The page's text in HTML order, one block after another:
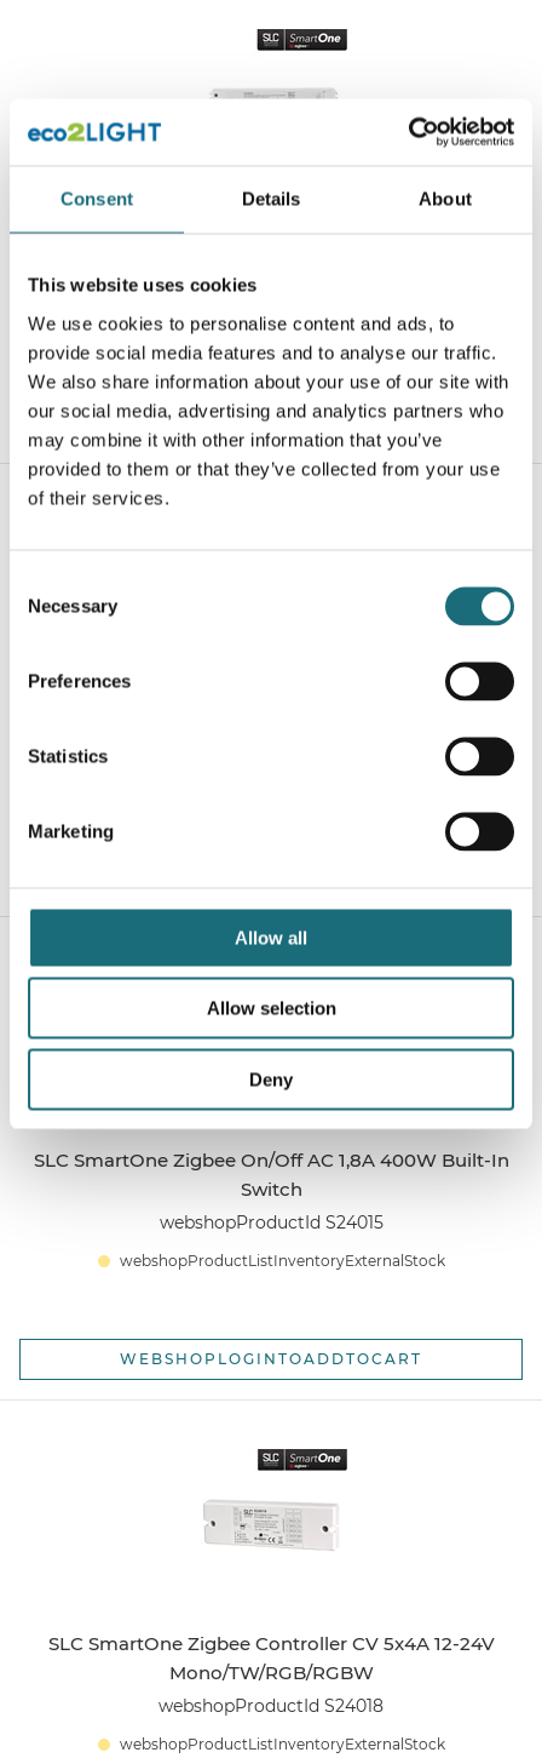
Consent Details About
This website uses cookies
We use cookies to personalise content and ads, to
provide social media features and to analyse our traffic.
We also share information about your use of our site with
our social media, advertising and analytics partners who
may combine it with other information that you’ve
provided to them or that they’ve collected from your use
of their services.
Selection
Necessary
Preferences
Statistics
Marketing
Allow all
Allow selection
Deny
webshopProductId S32056
webshopProductListInventoryExternalStock
WEBSHOPLOGINTOADDTOCART
SLC SmartOne AC Dimmer Mini 200W Zigbee LN
SLC SmartOne Zigbee On/Off AC 1,8A 400W Built-In
Switch
webshopProductId S24015
webshopProductListInventoryExternalStock
WEBSHOPLOGINTOADDTOCART
SLC SmartOne Zigbee Controller CV 5x4A 12-24V
Mono/TW/RGB/RGBW
webshopProductId S24018
webshopProductListInventoryExternalStock